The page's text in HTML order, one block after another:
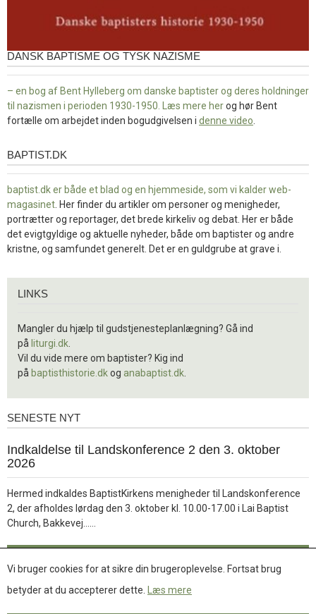
DANSK BAPTISME OG TYSK NAZISME
– en bog af Bent Hylleberg om danske baptister og deres holdninger
til nazismen i perioden 1930-1950. Læs mere herog hør Bent
fortælle om arbejdet inden bogudgivelsen i denne video
baptist.dk
BAPTIST.DK
baptist.dk er både et blad og en hjemmeside, som vi kalder web-
magasinet . Her finder du artikler om personer og menigheder,
portrætter og reportager, det brede kirkeliv og debat. Her er både
det evigtgyldige og aktuelle nyheder, både om baptister og andre
kristne, og samfundet generelt. Det er en guldgrube at grave i.
LINKS
Mangler du hjælp til gudstjenesteplanlægning? Gå ind
på liturgi.dk
Vil du vide mere om baptister? Kig ind
på baptisthistorie.dkog anabaptist.dk
Seneste
SENESTE NYT
jul.
Indkaldelse til Landskonference 2 den 3. oktober
2026
Hermed indkaldes BaptistKirkens menigheder til Landskonference
2, der afholdes lørdag den 3. oktober kl. 10.00-17.00 i Lai Baptist
Church, Bakkevej……
Læs mere
Vi bruger cookies for at sikre din brugeroplevelse. Fortsat brug
betyder at du accepterer dette.
Læs mere